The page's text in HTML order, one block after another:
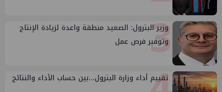
3
وزير البترول: الصعيد منطقة واعدة لزيادة الإنتاج
وتوفير فرص عمل
تقييم أداء وزارة البترول...بين حساب الأداء والنتائج